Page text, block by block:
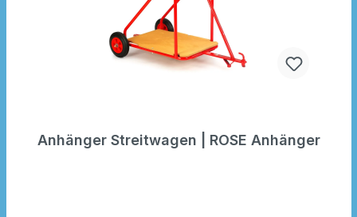
Anhänger Streitwagen | ROSE Anhänger